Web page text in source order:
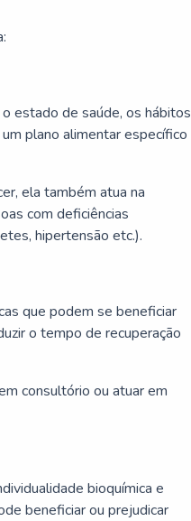
estado de saúde, os hábitos
plano alimentar específico
ela também atua na
com deficiências
hipertensão etc.).
que podem se beneficiar
o tempo de recuperação
consultório ou atuar em
bioquímica e
beneficiar ou prejudicar